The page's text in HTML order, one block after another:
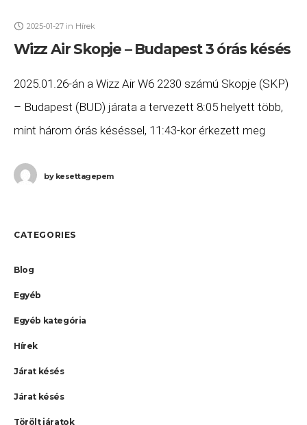
2025-01-27 in Hírek
Wizz Air Skopje – Budapest 3 órás késés
2025.01.26-án a Wizz Air W6 2230 számú Skopje (SKP)
– Budapest (BUD) járata a tervezett 8:05 helyett több,
mint három órás késéssel, 11:43-kor érkezett meg
bykesettagepem
CATEGORIES
Blog
Egyéb
Egyéb kategória
Hírek
Járat késés
Járat késés
Törölt járatok